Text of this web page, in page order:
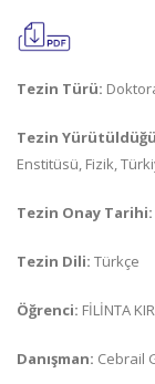
Tezin Türü:
Tezin
Enstitüsü, Fizik,
Tezin Onay Tarihi:
Tezin Dili: Türkçe
Öğrenci: FİLİNTA
Danışman: Cebrail